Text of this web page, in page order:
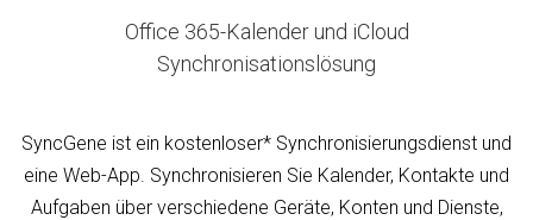
Office 365-Kalender und iCloud
Synchronisationslösung
SyncGene ist ein kostenloser* Synchronisierungsdienst und
eine Web-App. Synchronisieren Sie Kalender, Kontakte und
Aufgaben über verschiedene Geräte, Konten und Dienste,